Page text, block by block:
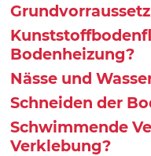
Bodenheizung?
Nässe und
Schneiden der
Schwimmende
Verklebung?